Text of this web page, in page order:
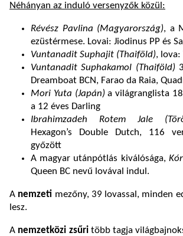
Néhányan az induló versenyzők közül:
Révész Pavlina (Magyarország), a
ezüstérmese. Lovai: Jiodinus PP és
Vuntanadit Suphajit (Thaiföld), lova:
Vuntanadit Suphakamol (Thaiföld)
Dreamboat BCN, Farao da Raia,
Mori Yuta (Japán) a világranglista
a 12 éves Darling
Ibrahimzadeh Rotem Jale
Hexagon’s Double Dutch, 116
győzött
A magyar utánpótlás kiválósága,
Queen BC nevű lovával indul.
A nemzeti mezőny, 39 lovassal, minden
lesz.
A nemzetközi zsűritöbb tagja